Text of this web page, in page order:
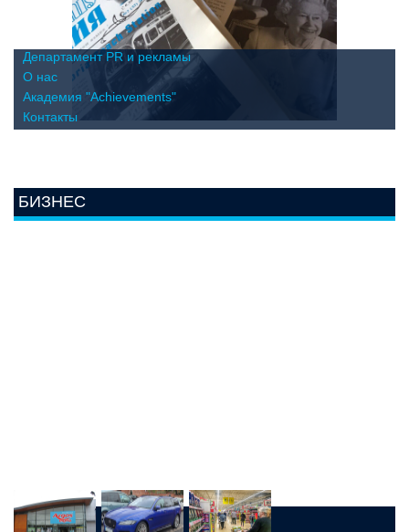
Департамент PR и рекламы
О нас
Академия "Achievements"
Контакты
БИЗНЕС